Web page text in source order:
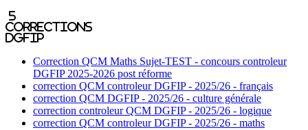
5
corrections
DGFIP
Correction QCM Maths Sujet-TEST - concours controleur
DGFIP 2025-2026 post réforme
correction QCM controleur DGFIP - 2025/26 - français
correction QCM DGFIP - 2025/26 - culture générale
correction controleur QCM DGFIP - 2025/26 - logique
correction QCM controleur DGFIP - 2025/26 - maths